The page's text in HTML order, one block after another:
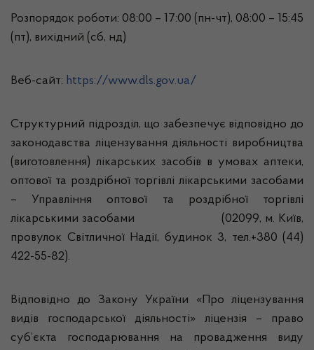
Розпорядок роботи: 08:00 – 17:00 (пн-чт), 08:00 – 15:45
(пт), вихідний (сб, нд)
Веб-сайт: https://www.dls.gov.ua/
Структурний підрозділ, що забезпечує відповідно до
законодавства ліцензування діяльності виробництва
(виготовлення) лікарських засобів в умовах аптеки,
оптової та роздрібної торгівлі лікарськими засобами
– Управління оптової та роздрібної торгівлі
лікарськими засобами (02099, м. Київ,
провулок Світличної Надії, будинок 3, тел.+380 (44)
422-55-82).
Відповідно до Закону України «Про ліцензування
видів господарської діяльності» ліцензія – право
суб’єкта господарювання на провадження виду